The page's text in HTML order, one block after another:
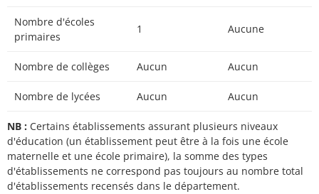
Nombre d'écoles
primaires
1 Aucune
Nombre de collèges Aucun Aucun
Nombre de lycées Aucun Aucun
NB : Certains établissements assurant plusieurs niveaux
d'éducation (un établissement peut être à la fois une école
maternelle et une école primaire), la somme des types
d'établissements ne correspond pas toujours au nombre total
d'établissements recensés dans le département.